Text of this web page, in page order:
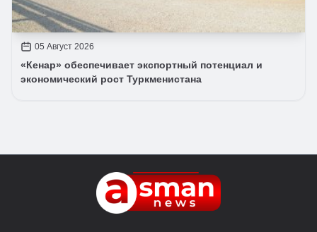
05 Август 2026
«Кенар» обеспечивает экспортный потенциал и
экономический рост Туркменистана